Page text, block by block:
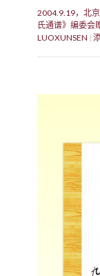
2004.9.19，北
氏通谱》编委会
LUOXUNSEN